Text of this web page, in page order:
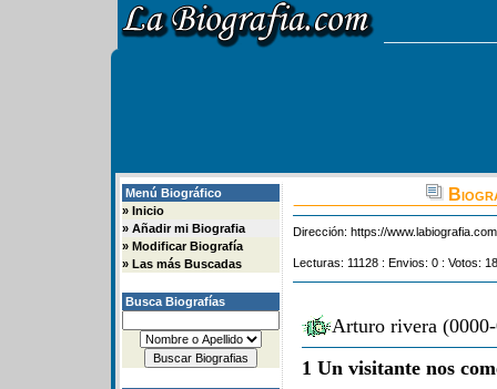
Menú Biográfico
» Inicio
» Añadir mi Biografia
» Modificar Biografía
» Las más Buscadas
Busca Biografías
Dirección: https://
Lecturas: 11128 : Envios: 0 : Votos:
Arturo rivera
1 Un visitante nos